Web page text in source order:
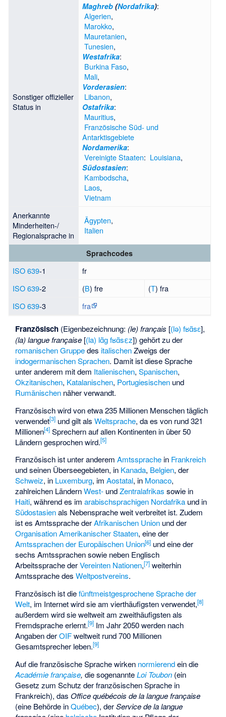
Sonstiger offizieller
Status in
Maghreb(Nordafrika):
Algerien,
Marokko,
Mauretanien,
Tunesien,
Westafrika:
Burkina Faso,
Mali,
Vorderasien:
Libanon,
Ostafrika:
Mauritius,
Französische Süd- und
Antarktisgebiete
Nordamerika:
Vereinigte Staaten: Louisiana,
Südostasien:
Kambodscha,
Laos,
Vietnam
Anerkannte
Minderheiten-/
Regionalsprache in
Ägypten,
Italien
Sprachcodes
ISO 639-1
fr
ISO 639-2 (B) fre (T) fra
ISO 639-3 fra
Französisch (Eigenbezeichnung: (le) français [(lə) fʁɑ̃sɛ],
(la) langue française [(la) lɑ̃ɡ fʁɑ̃sεz]) gehört zu der
romanischen Gruppedes italischenZweigs der
indogermanischen Sprachen. Damit ist diese Sprache
unter anderem mit dem Italienischen,Spanischen,
Okzitanischen, Katalanischen, Portugiesischen und
Rumänischen näher verwandt.
Französisch wird von etwa 235 Millionen Menschen täglich
verwendet[3] und gilt alsWeltsprache, da es von rund 321
Millionen[4] Sprechern auf allen Kontinenten in über 50
Ländern gesprochen wird.[5]
Französisch ist unter anderemAmtssprache in Frankreich
und seinen Überseegebieten, in Kanada, Belgien, der
Schweiz, in Luxemburg, imAostatal, in Monaco,
zahlreichen LändernWest- undZentralafrikas sowie in
Haiti, während es imarabischsprachigen Nordafrika und in
Südostasienals Nebensprache weit verbreitet ist. Zudem
ist es Amtssprache derAfrikanischen Union und der
Organisation Amerikanischer Staaten, eine der
Amtssprachen der Europäischen Union[6] und eine der
sechs Amtssprachen sowie neben Englisch
Arbeitssprache derVereinten Nationen,[7] weiterhin
Amtssprache desWeltpostvereins.
Französisch ist diefünftmeistgesprochene Sprache der
Welt, im Internet wird sie am vierthäufigsten verwendet,[8]
außerdem wird sie weltweit am zweithäufigsten als
Fremdsprache erlernt.[9] Im Jahr 2050 werden nach
Angaben derOIFweltweit rund 700 Millionen
Gesamtsprecher leben.[9]
Auf die französische Sprache wirken normierendein die
Académie française, die sogenannteLoi Toubon (ein
Gesetz zum Schutz der französischen Sprache in
Frankreich), dasOffice québécois de la langue française
(eine Behörde inQuébec), derService de la langue